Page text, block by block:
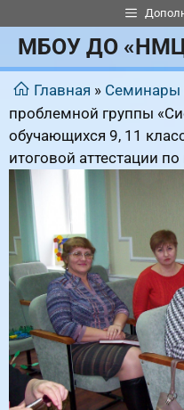
к
содержимому
МБОУ ДО
Главная » Семинары
проблемной группы
обучающихся 9, 11
итоговой аттестации